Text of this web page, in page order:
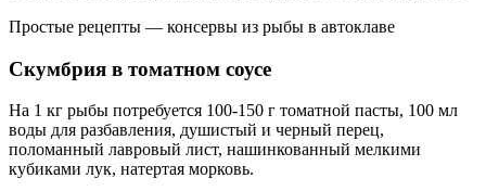
Простые рецепты — консервы из рыбы в автоклаве
Скумбрия в томатном соусе
На 1 кг рыбы потребуется 100-150 г томатной пасты, 100 мл
воды для разбавления, душистый и черный перец,
поломанный лавровый лист, нашинкованный мелкими
кубиками лук, натертая морковь.